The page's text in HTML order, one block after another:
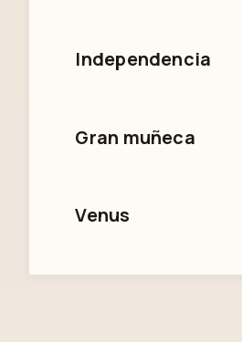
Independencia
Gran muñeca
Venus